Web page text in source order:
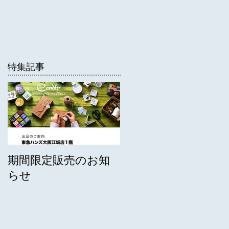
特集記事
期間限定販売のお知
らせ